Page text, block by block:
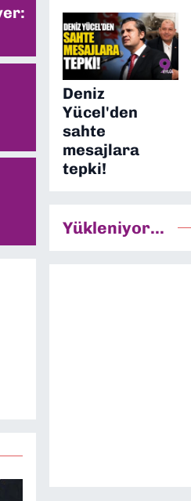
Deniz
Yücel'den
sahte
mesajlara
tepki!
Yükleniyor...